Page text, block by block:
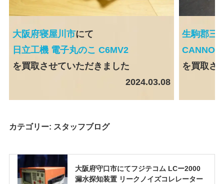
大阪府寝屋川市にて
日立工機 電子丸のこ C6MV2
を買取させていただきました
2024.03.08
生駒郡三
を買取さ
カテゴリー: スタッフブログ
大阪府守口市にてフジテコム LCー2000
漏水探知装置 リークノイズコレレーター